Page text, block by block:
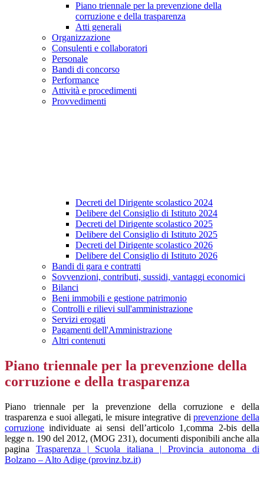
Piano triennale per la prevenzione della
corruzione e della trasparenza
Atti generali
Organizzazione
Consulenti e collaboratori
Personale
Bandi di concorso
Performance
Attività e procedimenti
Provvedimenti
Decreti del Dirigente scolastico 2024
Delibere del Consiglio di Istituto 2024
Decreti del Dirigente scolastico 2025
Delibere del Consiglio di Istituto 2025
Decreti del Dirigente scolastico 2026
Delibere del Consiglio di Istituto 2026
Bandi di gara e contratti
Sovvenzioni, contributi, sussidi, vantaggi economici
Bilanci
Beni immobili e gestione patrimonio
Controlli e rilievi sull'amministrazione
Servizi erogati
Pagamenti dell'Amministrazione
Altri contenuti
Piano triennale per la prevenzione della
corruzione e della trasparenza
Piano triennale per la prevenzione della corruzione e della
trasparenza e suoi allegati, le misure integrative diprevenzione della
corruzione individuate ai sensi dell’articolo 1,comma 2-bis della
legge n. 190 del 2012, (MOG 231), documenti disponibili anche alla
pagina Trasparenza | Scuola italiana | Provincia autonoma di
Bolzano – Alto Adige (provinz.bz.it)